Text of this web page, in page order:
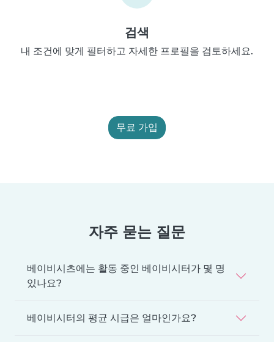
검색
내 조건에 맞게 필터하고 자세한 프로필을 검토하세요.
무료 가입
자주 묻는 질문
베이비시츠에는 활동 중인 베이비시터가 몇 명
있나요?
베이비시터의 평균 시급은 얼마인가요?